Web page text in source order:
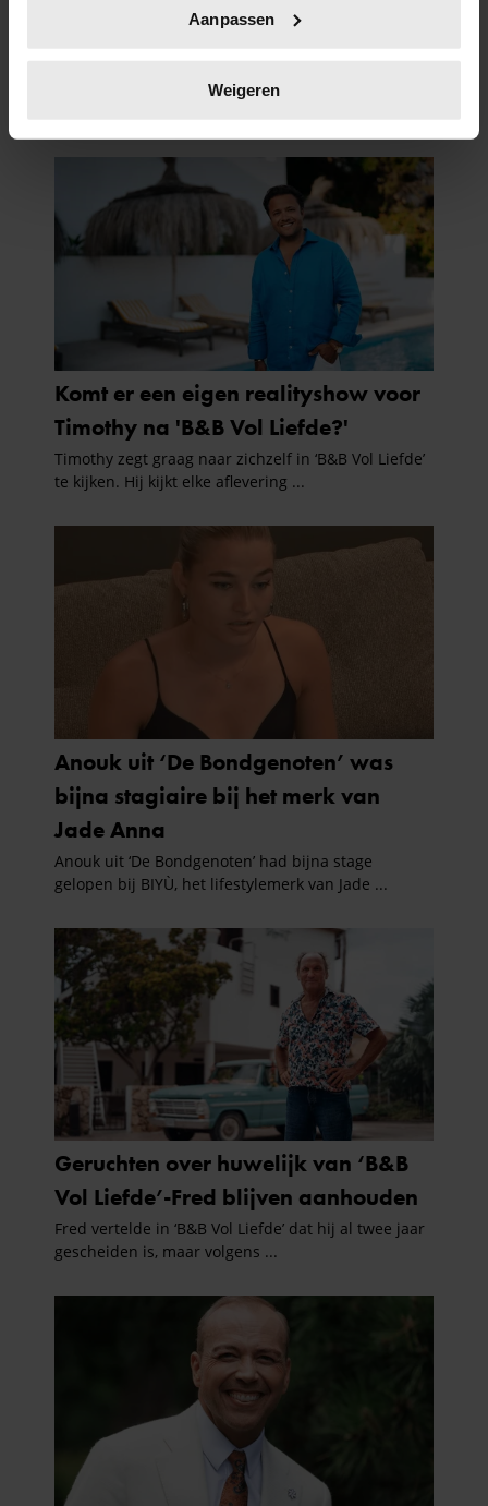
scannen op specifieke eigenschappen (fingerprinting)
verwerkt en stel uw voorkeuren in het
intrekken in de Cookieverklaring.
We gebruiken cookies om content en advertenties te
personaliseren, om functies voor social media te bieden
en om ons websiteverkeer te analyseren. Ook delen we
informatie over uw gebruik van onze site met onze
partners voor social media, adverteren en analyse. Deze
partners kunnen deze gegevens combineren met andere
informatie die u aan ze heeft verstrekt of die ze hebben
verzameld op basis van uw gebruik van hun services. U
gaat akkoord met onze cookies als u onze website blijft
gebruiken.
Aanpassen
Weigeren